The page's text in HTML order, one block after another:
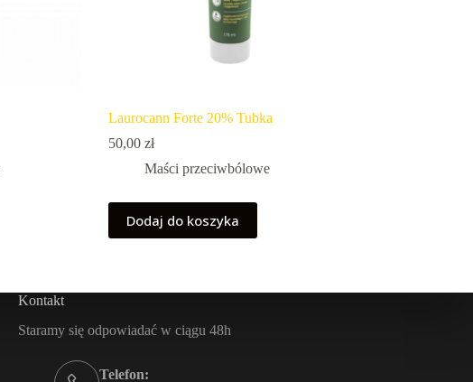
Laurocann Forte 20% Tubka
50,00 zł
Maści przeciwbólowe
Dodaj do koszyka
Kontakt
Staramy się odpowiadać w ciągu 48h
Telefon: